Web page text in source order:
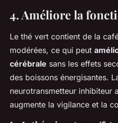
4. Améliore la
Le thé vert contient de la
modérées, ce qui peut
cérébrale sans les effets
des boissons énergisantes.
neurotransmetteur inhibiteur
augmente la vigilance et la